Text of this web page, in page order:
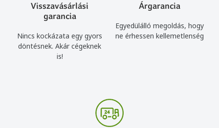
Visszavásárlási
garancia
Nincs kockázata egy gyors
döntésnek. Akár cégeknek
is!
Árgarancia
Egyedülálló megoldás, hogy
ne érhessen kellemetlenség